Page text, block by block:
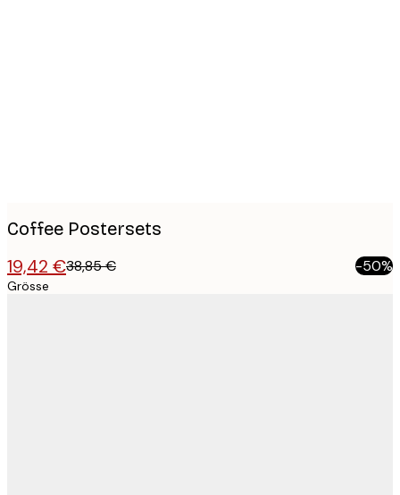
Coffee Postersets
19,42 €38,85 € -50%
Grösse